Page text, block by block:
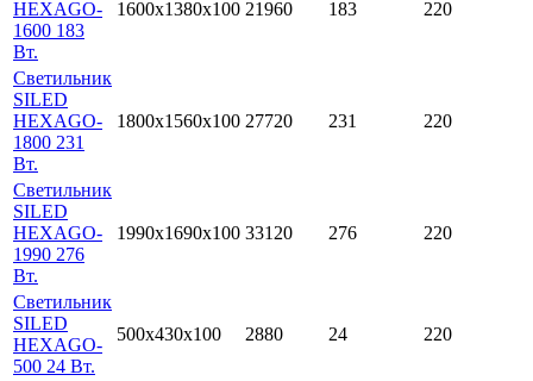
HEXAGO-
1600 183
Вт.
1600x1380х100 21960 183 220
Светильник
SILED
HEXAGO-
1800 231
Вт.
1800x1560х100 27720 231 220
Светильник
SILED
HEXAGO-
1990 276
Вт.
1990x1690х100 33120 276 220
Светильник
SILED
HEXAGO-
500 24 Вт.
500x430х100 2880 24 220